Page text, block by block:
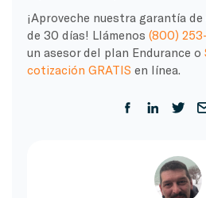
¡Aproveche nuestra garantía
de 30 días! Llámenos (800)
un asesor del plan Endurance o
cotización GRATIS en línea.